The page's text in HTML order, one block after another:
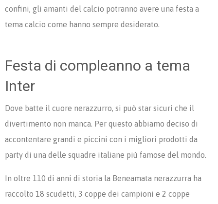
confini, gli amanti del calcio potranno avere una festa a
tema calcio come hanno sempre desiderato.
Festa di compleanno a tema
Inter
Dove batte il cuore nerazzurro, si può star sicuri che il
divertimento non manca. Per questo abbiamo deciso di
accontentare grandi e piccini con i migliori prodotti da
party di una delle squadre italiane più famose del mondo.
In oltre 110 di anni di storia la Beneamata nerazzurra ha
raccolto 18 scudetti, 3 coppe dei campioni e 2 coppe